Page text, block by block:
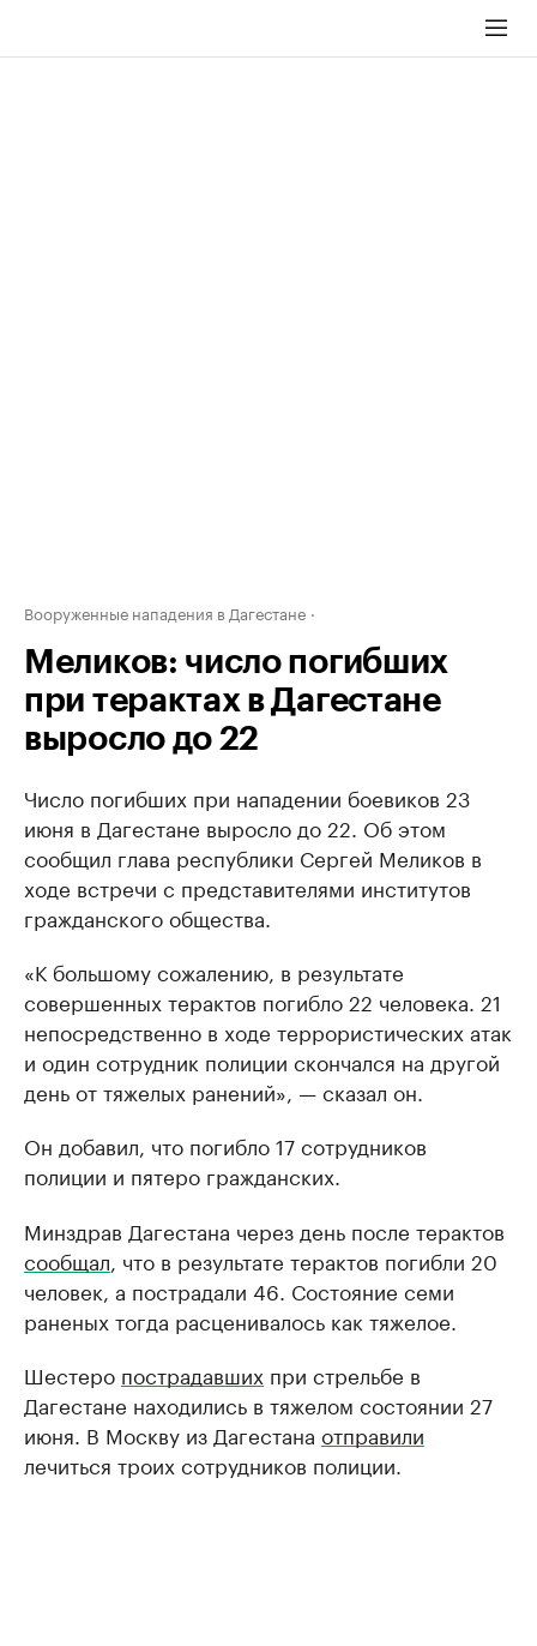
Вооруженные нападения в Дагестане
Меликов: число погибших
при терактах в Дагестане
выросло до 22
Число погибших при нападении боевиков 23
июня в Дагестане выросло до 22. Об этом
сообщил глава республики Сергей Меликов в
ходе встречи с представителями институтов
гражданского общества.
«К большому сожалению, в результате
совершенных терактов погибло 22 человека. 21
непосредственно в ходе террористических атак
и один сотрудник полиции скончался на другой
день от тяжелых ранений», — сказал он.
Он добавил, что погибло 17 сотрудников
полиции и пятеро гражданских.
Минздрав Дагестана через день после терактов
сообщал , что в результате терактов погибли 20
человек, а пострадали 46. Состояние семи
раненых тогда расценивалось как тяжелое.
Шестеро пострадавших при стрельбе в
Дагестане находились в тяжелом состоянии 27
июня. В Москву из Дагестана отправили
лечиться троих сотрудников полиции.